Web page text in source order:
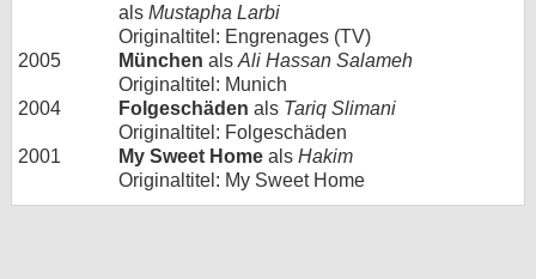
als Mustapha Larbi
Originaltitel: Engrenages (TV)
2005
München als Ali Hassan Salameh
Originaltitel: Munich
2004
Folgeschäden als Tariq Slimani
Originaltitel: Folgeschäden
2001
My Sweet Home als Hakim
Originaltitel: My Sweet Home